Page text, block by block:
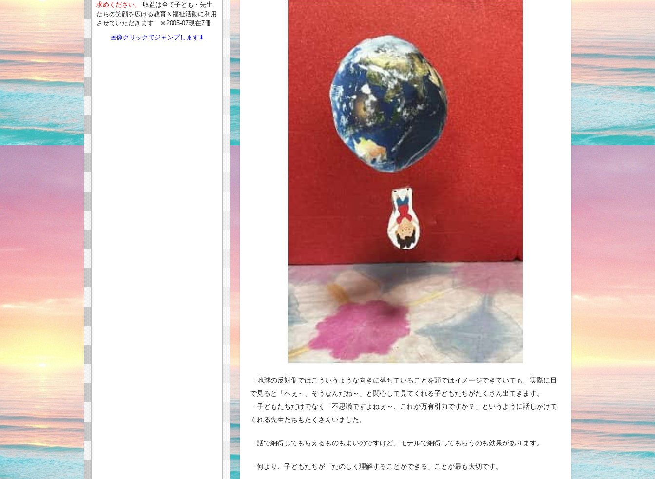
地球の反対側ではこういうような向きに落ちていることを頭ではイメージできていても、実際に目
で見ると「へぇ～、そうなんだね～」と関心して見てくれる子どもたちがたくさん出てきます。
子どもたちだけでなく「不思議ですよねぇ～、これが万有引力ですか？」というように話しかけて
くれる先生たちもたくさんいました。
話で納得してもらえるものもよいのですけど、モデルで納得してもらうのも効果があります。
何より、子どもたちが「たのしく理解することができる」ことが最も大切です。
求めください。
収益は全て子ども・先生
たちの笑顔を広げる教育＆福祉活動に利用
させていただきます ※2005-07現在7冊
画像クリックでジャンプします⬇︎